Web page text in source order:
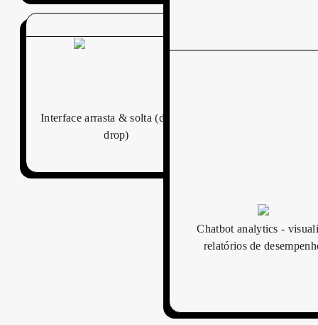
Interface arrasta & solta (drag n’
drop)
Chatbot analytics -
relatórios de